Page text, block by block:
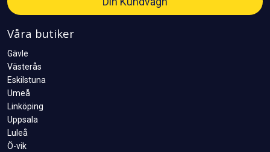
Våra butiker
Gävle
Västerås
Eskilstuna
Umeå
Linköping
Uppsala
Luleå
Ö-vik